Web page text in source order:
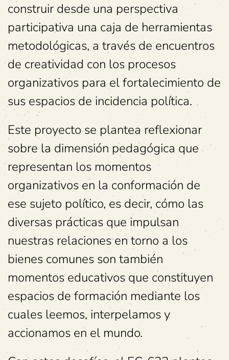
construir desde una perspectiva
participativa una caja de herramientas
metodológicas, a través de encuentros
de creatividad con los procesos
organizativos para el fortalecimiento de
sus espacios de incidencia política.
Este proyecto se plantea reflexionar
sobre la dimensión pedagógica que
representan los momentos
organizativos en la conformación de
ese sujeto político, es decir, cómo las
diversas prácticas que impulsan
nuestras relaciones en torno a los
bienes comunes son también
momentos educativos que constituyen
espacios de formación mediante los
cuales leemos, interpelamos y
accionamos en el mundo.